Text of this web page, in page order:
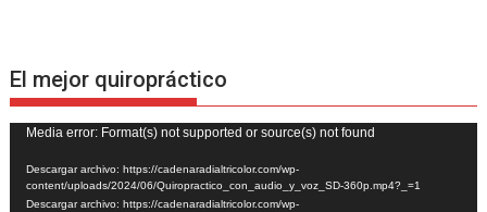
El mejor quiropráctico
Reproductor
de
vídeo
Media error: Format(s) not supported or source(s) not found
Descargar archivo: https://cadenaradialtricolor.com/wp-
content/uploads/2024/06/Quiropractico_con_audio_y_voz_SD-360p.mp4?_=1
Descargar archivo: https://cadenaradialtricolor.com/wp-